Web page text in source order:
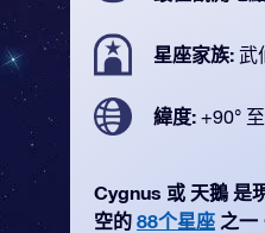
星座家族: 武
緯度: +90°
Cygnus 或 天鵝 是
空的 88个星座 之一